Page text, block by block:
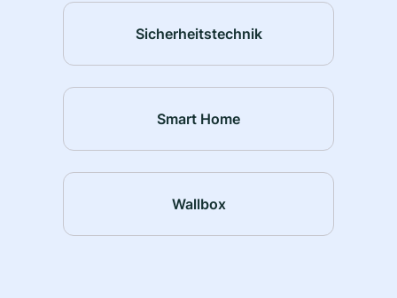
Sicherheitstechnik
Smart Home
Wallbox